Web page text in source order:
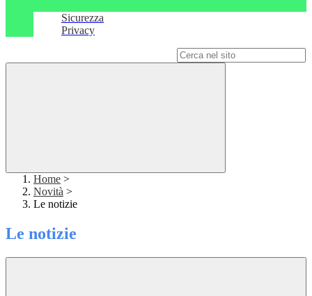
Sicurezza
Privacy
Home >
Novità >
Le notizie
Le notizie